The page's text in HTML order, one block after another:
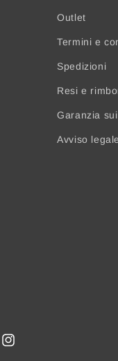
Outlet
Termini e
Spedizioni
Resi e
Garanzia
Avviso legale
Instagram